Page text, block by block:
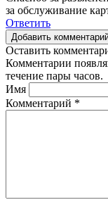
за обслуживание
Ответить
Добавить
Оставить
Комментарии
течение пары часов.
Имя
Комментарий *